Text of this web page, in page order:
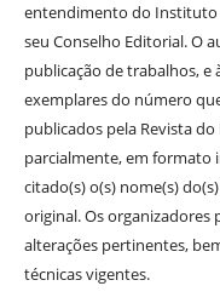
entendimento do Instituto
seu Conselho Editorial. O
publicação de trabalhos,
exemplares do número
publicados pela Revista
parcialmente, em formato
citado(s) o(s) nome(s)
original. Os organizadores
alterações pertinentes,
técnicas vigentes.